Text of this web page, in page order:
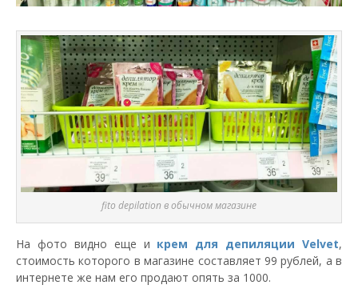
fito depilation в обычном магазине
На фото видно еще и крем для депиляции Velvet,
стоимость которого в магазине составляет 99 рублей, а в
интернете же нам его продают опять за 1000.